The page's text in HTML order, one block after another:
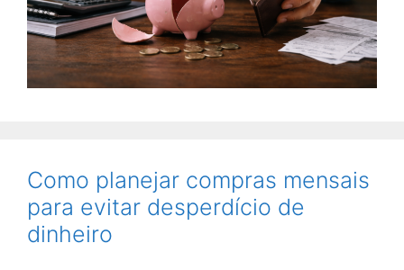
Como planejar compras mensais
para evitar desperdício de
dinheiro